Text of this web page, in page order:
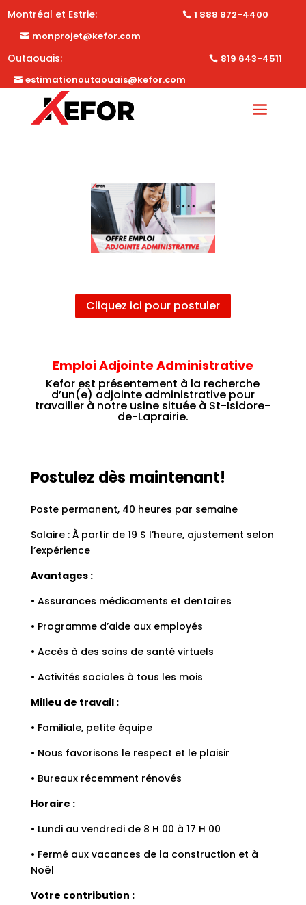
Montréal et Estrie:
1 888 872-4400
monprojet@kefor.com
Outaouais:
819 643-4511
estimationoutaouais@kefor.com
Cliquez ici pour postuler
Emploi Adjointe Administrative
Kefor est présentement à la recherche
d’un(e) adjointe administrative pour
travailler à notre usine située à St-Isidore-
de-Laprairie.
Postulez dès maintenant!
Poste permanent, 40 heures par semaine
Salaire : À partir de 19 $ l’heure, ajustement selon
l’expérience
Avantages :
• Assurances médicaments et dentaires
• Programme d’aide aux employés
• Accès à des soins de santé virtuels
• Activités sociales à tous les mois
Milieu de travail :
• Familiale, petite équipe
• Nous favorisons le respect et le plaisir
• Bureaux récemment rénovés
Horaire :
• Lundi au vendredi de 8 H 00 à 17 H 00
• Fermé aux vacances de la construction et à
Noël
Votre contribution :